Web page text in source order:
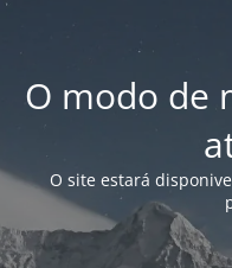
O modo de
O site estará